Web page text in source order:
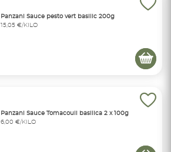
Panzani Sauce pesto vert basilic 200g
15,05 €/KILO
Panzani Sauce Tomacouli basilica 2 x 100g
6,00 €/KILO